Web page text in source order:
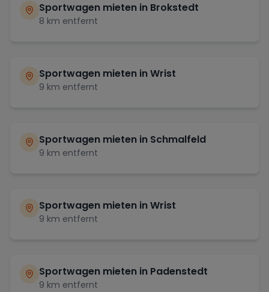
Sportwagen mieten in Brokstedt
8 km entfernt
Sportwagen mieten inWrist
9 km entfernt
Sportwagen mieten in Schmalfeld
9 km entfernt
Sportwagen mieten inWrist
9 km entfernt
Sportwagen mieten in Padenstedt
9 km entfernt